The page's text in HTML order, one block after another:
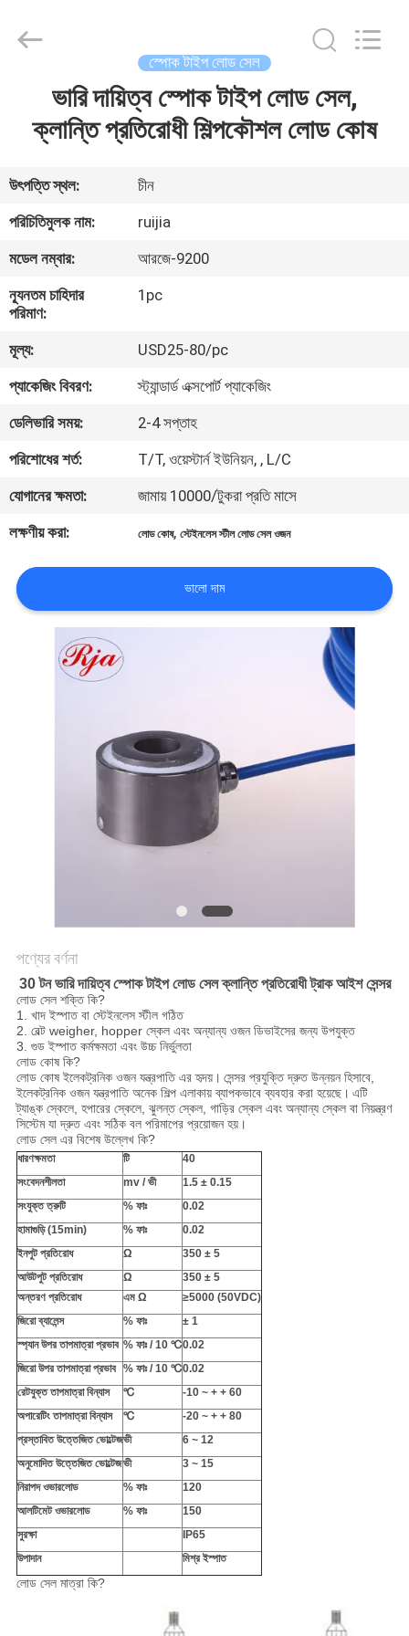
ভিডিও
আমাদের
সম্পর্কে
কারখানা
ভ্রমণ
মান
নিয়ন্ত্রণ
যোগাযোগ
করুন
উদ্ধৃতির
Instruments
স্পোক টাইপ লোড সেল
ভারি দায়িত্ব স্পোক টাইপ লোড সেল,
ক্লান্তি প্রতিরোধী শিল্পকৌশল লোড কোষ
উৎপত্তি স্থল:
চীন
পরিচিতিমুলক নাম:
ruijia
মডেল নম্বার:
আরজে-9200
ন্যূনতম চাহিদার
পরিমাণ:
1pc
মূল্য:
USD25-80/pc
প্যাকেজিং বিবরণ:
স্ট্যান্ডার্ড এক্সপোর্ট প্যাকেজিং
ডেলিভারি সময়:
2-4 সপ্তাহ
পরিশোধের শর্ত:
T/T, ওয়েস্টার্ন ইউনিয়ন, , L/C
যোগানের ক্ষমতা:
জামায় 10000/টুকরা প্রতি মাসে
লক্ষণীয় করা:
লোড কোষ,স্টেইনলেস স্টীল লোড সেল ওজন
ভালো দাম
পণ্যের বর্ণনা
30 টন ভারি দায়িত্ব স্পোক টাইপ লোড সেল ক্লান্তি প্রতিরোধী ট্রাক আইশ সেন্সর
লোড সেল শক্তি কি?
1. খাদ ইস্পাত বা স্টেইনলেস স্টীল গঠিত
2. বেল্ট weigher, hopper স্কেল এবং অন্যান্য ওজন ডিভাইসের জন্য উপযুক্ত
3. গুড ইস্পাত কর্মক্ষমতা এবং উচ্চ নির্ভুলতা
লোড কোষ কি?
লোড কোষ ইলেকট্রনিক ওজন যন্ত্রপাতি এর হৃদয়। সেন্সর প্রযুক্তি দ্রুত উন্নয়ন হিসাবে,
ইলেকট্রনিক ওজন যন্ত্রপাতি অনেক শিল্প এলাকায় ব্যাপকভাবে ব্যবহার করা হয়েছে। এটি
ট্যাঙ্ক স্কেলে, হপারের স্কেলে, ঝুলন্ত স্কেল, গাড়ির স্কেল এবং অন্যান্য স্কেল বা নিয়ন্ত্রণ
সিস্টেম যা দ্রুত এবং সঠিক বল পরিমাপের প্রয়োজন হয়।
লোড সেল এর বিশেষ উল্লেখ কি?
ধারণক্ষমতা টি
40
সংবেদনশীলতা
mv / ভী
1.5 ± 0.15
সংযুক্ত ত্রুটি
% ফাঃ
0.02
হামাগুড়ি (15min)
% ফাঃ
0.02
ইনপুট প্রতিরোধ
Ω
350 ± 5
আউটপুট প্রতিরোধ
Ω
350 ± 5
অন্তরণ প্রতিরোধ
এম Ω
≥5000 (50VDC)
জিরো ব্যালেন্স
% ফাঃ
± 1
স্প্যান উপর তাপমাত্রা প্রভাব % ফাঃ / 10 ℃0.02
জিরো উপর তাপমাত্রা প্রভাব % ফাঃ / 10 ℃0.02
রেটযুক্ত তাপমাত্রা বিন্যাস
℃
-10 ~ + + 60
অপারেটিং তাপমাত্রা বিন্যাস
℃
-20 ~ + + 80
প্রস্তাবিত উত্তেজিত ভোল্টেজভী
6 ~ 12
অনুমোদিত উত্তেজিত ভোল্টেজভী
3 ~ 15
নিরাপদ ওভারলোড
% ফাঃ
120
আলটিমেট ওভারলোড
% ফাঃ
150
সুরক্ষা
IP65
উপাদান
মিশ্র ইস্পাত
লোড সেল মাত্রা কি?